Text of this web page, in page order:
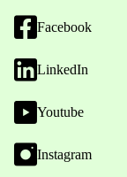
Facebook
LinkedIn
Youtube
Instagram